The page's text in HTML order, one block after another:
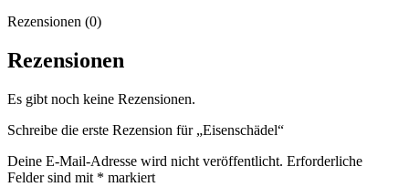
Rezensionen (0)
Rezensionen
Es gibt noch keine Rezensionen.
Schreibe die erste Rezension für „Eisenschädel“
Deine E-Mail-Adresse wird nicht veröffentlicht. Erforderliche
Felder sind mit * markiert